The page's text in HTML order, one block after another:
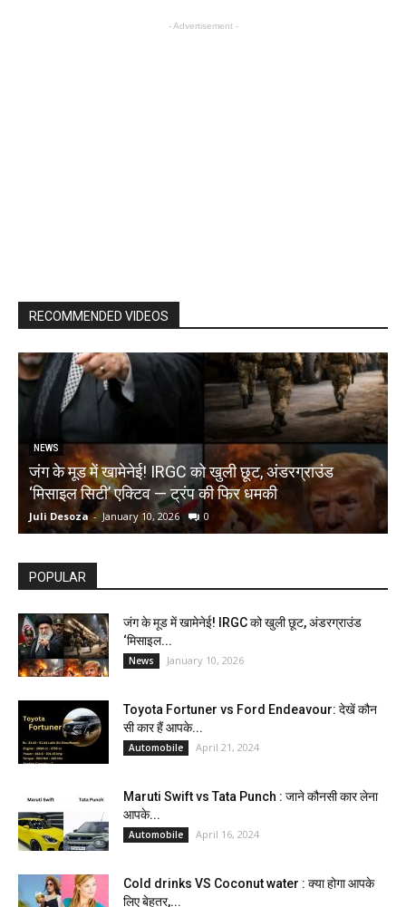
- Advertisement -
RECOMMENDED VIDEOS
NEWS
जंग के मूड में खामेनेई! IRGC को खुली छूट, अंडरग्राउंड
‘मिसाइल सिटी’ एक्टिव — ट्रंप की फिर धमकी
Juli Desoza - January 10, 2026 0
POPULAR
जंग के मूड में खामेनेई! IRGC को खुली छूट, अंडरग्राउंड
‘मिसाइल...
News January 10, 2026
Toyota Fortuner vs Ford Endeavour: देखें कौन
सी कार हैं आपके...
Automobile April 21, 2024
Maruti Swift vs Tata Punch : जाने कौनसी कार लेना
आपके...
Automobile April 16, 2024
Cold drinks VS Coconut water : क्या होगा आपके
लिए बेहतर,...